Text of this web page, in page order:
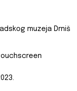
muzeja Drniš